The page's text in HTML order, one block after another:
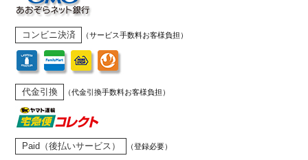
コンビニ決済 （サービス手数料お客様負担）
代金引換 （代金引換手数料お客様負担）
Paid（後払いサービス） （登録必要）